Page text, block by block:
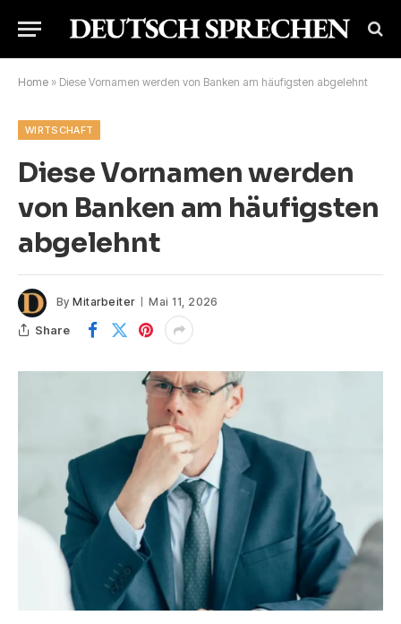
Home » Diese Vornamen werden von Banken am häufigsten abgelehnt
WIRTSCHAFT
Diese Vornamen werden
von Banken am häufigsten
abgelehnt
By Mitarbeiter Mai 11, 2026
Share